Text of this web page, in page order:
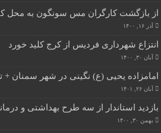
از بازگشت کارگران مس سونگون به محل کار
آذر ۱۶, ۱۴۰۰
انتزاع شهرداری فردیس از کرج کلید خورد
آبان ۳۰, ۱۴۰۰
امامزاده یحیی (ع) نگینی در شهر سمنان +
آبان ۲۶, ۱۴۰۱
بازدید استاندار از سه طرح بهداشتی و
بهمن ۳۰, ۱۴۰۰